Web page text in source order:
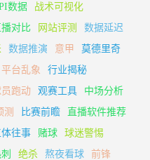
数据
战术可视化
播对比 网站评测
数据延迟
数据推演 意甲
莫德里奇
平台乱象
行业揭秘
跑动 观赛工具
中场分析
测 比赛前瞻
直播软件推荐
体往事 赌球
球迷警惕
绝杀 熬夜看球
前锋